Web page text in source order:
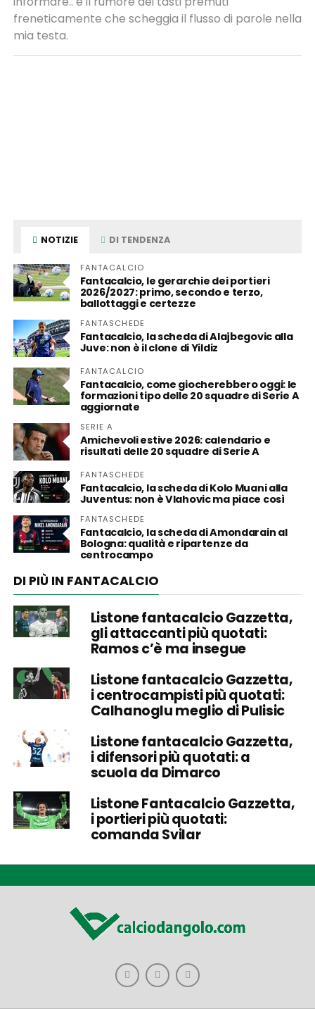
freneticamente che scheggia il flusso di parole nella
mia testa.
NOTIZIE DI TENDENZA
FANTACALCIO
Fantacalcio, le gerarchie dei portieri
2026/2027: primo, secondo e terzo,
ballottaggi e certezze
FANTASCHEDE
Fantacalcio, la scheda di Alajbegovic alla
Juve: non è il clone di Yildiz
FANTACALCIO
Fantacalcio, come giocherebbero oggi: le
formazioni tipo delle 20 squadre di Serie A
aggiornate
SERIE A
Amichevoli estive 2026: calendario e
risultati delle 20 squadre di Serie A
FANTASCHEDE
Fantacalcio, la scheda di Kolo Muani alla
Juventus: non è Vlahovic ma piace così
FANTASCHEDE
Fantacalcio, la scheda di Amondarain al
Bologna: qualità e ripartenze da
centrocampo
DI PIÙ IN FANTACALCIO
Listone fantacalcio Gazzetta,
gli attaccanti più quotati:
Ramos c’è ma insegue
Listone fantacalcio Gazzetta,
i centrocampisti più quotati:
Calhanoglu meglio di Pulisic
Listone fantacalcio Gazzetta,
i difensori più quotati: a
scuola da Dimarco
Listone Fantacalcio Gazzetta,
i portieri più quotati:
comanda Svilar